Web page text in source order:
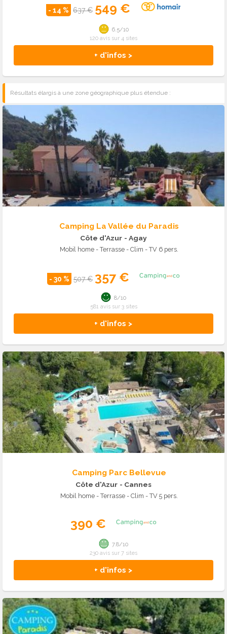
- 14 % 637 € 549 €
+ d'infos >
6.5/10
120 avis sur 4 sites
Résultats élargis à une zone géographique plus étendue :
Camping La Vallée du Paradis
Côte d'Azur - Agay
Mobil home - Terrasse - Clim - TV 6 pers.
- 30 % 507 € 357 €
+ d'infos >
8/10
581 avis sur 3 sites
Camping Parc Bellevue
Côte d'Azur - Cannes
Mobil home - Terrasse - Clim - TV 5 pers.
390 €
+ d'infos >
7.8/10
230 avis sur 7 sites